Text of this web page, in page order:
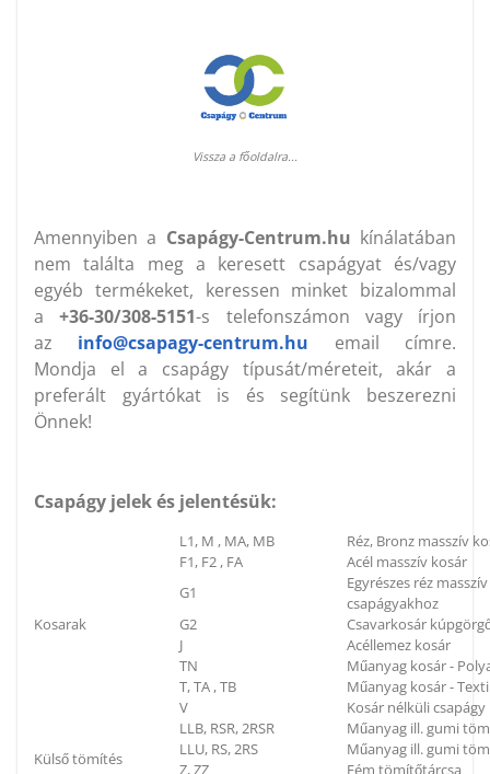
Vissza a főoldalra...
Amennyiben a Csapágy-Centrum.hu kínálatában
nem találta meg a keresett csapágyat és/vagy
egyéb termékeket, keressen minket bizalommal
a+36-30/308-5151-s telefonszámon vagy írjon
az info@csapagy-centrum.hu email címre.
Mondja el a csapágy típusát/méreteit, akár a
preferált gyártókat is és segítünk beszerezni
Önnek!
Csapágy jelek és jelentésük:
Kosarak
L1, M , MA, MB
Réz, Bronz masszív
F1, F2 , FA
Acél masszív kosár
G1
Egyrészes réz
csapágyakhoz
G2
Csavarkosár
J
Acéllemez kosár
TN
Műanyag kosár -
T, TA , TB
Műanyag kosár -
V
Kosár nélküli csapágy
Külső tömítés
LLB, RSR, 2RSR
Műanyag ill. gumi
LLU, RS, 2RS
Műanyag ill. gumi
Z, ZZ
Fém tömítőtárcsa